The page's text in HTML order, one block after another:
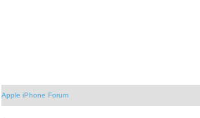
Apple iPhone Forum